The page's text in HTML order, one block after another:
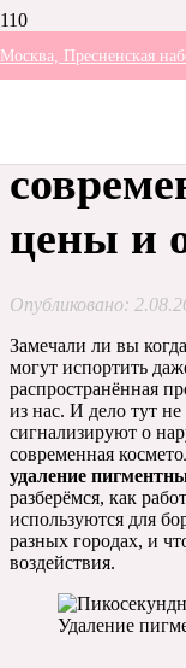
Москва, Пресненская
цены и
Опубликовано:
Замечали ли вы
могут испортить
распространённая
из нас. И дело тут не
сигнализируют о
современная
удаление
разберёмся, как
используются для
разных городах, и
воздействия.
Удаление